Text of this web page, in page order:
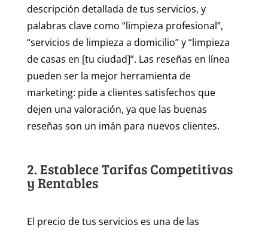
descripción detallada de tus servicios, y
palabras clave como “limpieza profesional”,
“servicios de limpieza a domicilio” y “limpieza
de casas en [tu ciudad]”. Las reseñas en línea
pueden ser la mejor herramienta de
marketing: pide a clientes satisfechos que
dejen una valoración, ya que las buenas
reseñas son un imán para nuevos clientes.
2. Establece Tarifas Competitivas
y Rentables
El precio de tus servicios es una de las